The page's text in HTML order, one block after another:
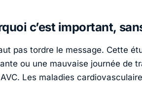
c’est important,
pas tordre le message. Cette
ou une mauvaise journée de
Les maladies